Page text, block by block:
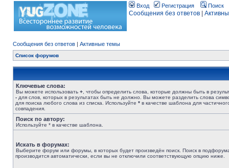
Вход Регистрация Поиск
Сообщения без ответов
Сообщения без ответов | Активные темы
Список форумов
Ключевые слова:
Вы можете использовать + , чтобы определить слова, которые должны быть в
- для слов, которых в результатах быть не должно. Вы можете разделить слова
для поиска любого слова из списка. Используйте * в качестве шаблона для
совпадения.
Поиск по автору:
Используйте * в качестве шаблона.
Искать в форумах:
Выберите форум или форумы, в которых будет произведён поиск. Поиск в
производится автоматически, если вы не отключили соответствующую опцию ниже.